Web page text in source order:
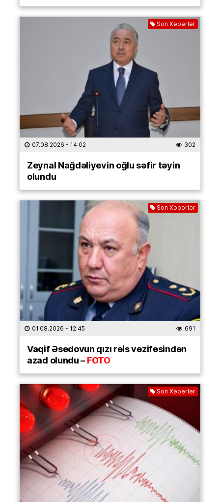
Son Xəbərlər
07.08.2026 - 14:02 302
Zeynal Nağdəliyevin oğlu səfir təyin
olundu
Son Xəbərlər
01.08.2026 - 12:45 691
Vaqif Əsədovun qızı rəis vəzifəsindən
azad olundu –FOTO
Son Xəbərlər